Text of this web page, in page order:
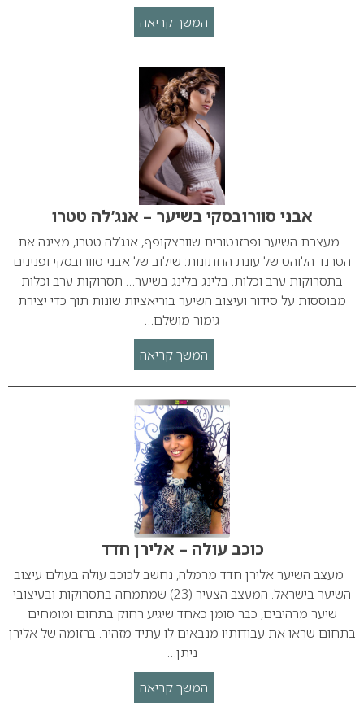
המשך קריאה
אבני סוורובסקי בשיער – אנג’לה טטרו
מעצבת השיער ופרזנטורית שוורצקופף, אנג’לה טטרו, מציגה את
הטרנד הלוהט של עונת החתונות: שילוב של אבני סוורובסקי ופנינים
בתסרוקות ערב וכלות. בלינג בלינג בשיער… תסרוקות ערב וכלות
מבוססות על סידור ועיצוב השיער בוריאציות שונות תוך כדי יצירת
גימור מושלם…
המשך קריאה
כוכב עולה – אלירן חדד
מעצב השיער אלירן חדד מרמלה, נחשב לכוכב עולה בעולם עיצוב
השיער בישראל. המעצב הצעיר (23) שמתמחה בתסרוקות ובעיצובי
שיער מרהיבים, כבר סומן כאחד שיגיע רחוק בתחום ומומחים
בתחום שראו את עבודותיו מנבאים לו עתיד מזהיר. ברזומה של אלירן
ניתן…
המשך קריאה